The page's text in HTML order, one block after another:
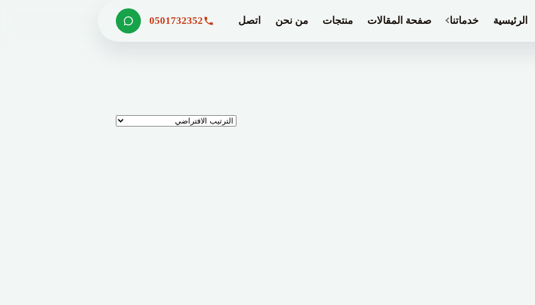
الرئيسية خدماتنا صفحة المقالات منتجات من نحن اتصل 0501732352